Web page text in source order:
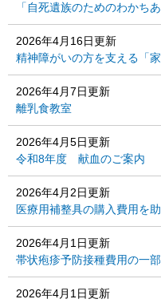
「自死遺族のためのわかち
2026年4月16日更新
精神障がいの方を支える「
2026年4月7日更新
離乳食教室
2026年4月5日更新
令和8年度 献血のご案内
2026年4月2日更新
医療用補整具の購入費用を
2026年4月1日更新
帯状疱疹予防接種費用の一
2026年4月1日更新